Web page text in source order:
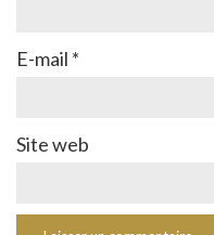
E-mail *
Site web